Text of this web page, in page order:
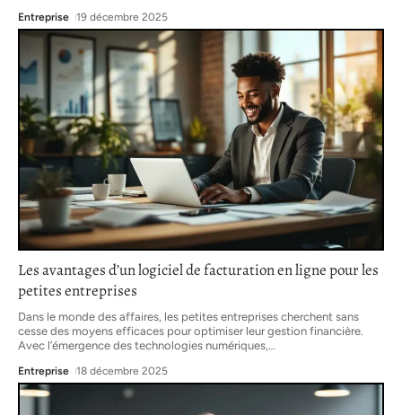
Entreprise 19 décembre 2025
Les avantages d’un logiciel de facturation en ligne pour les
petites entreprises
Dans le monde des affaires, les petites entreprises cherchent sans
cesse des moyens efficaces pour optimiser leur gestion financière.
Avec l’émergence des technologies numériques,
Entreprise 18 décembre 2025